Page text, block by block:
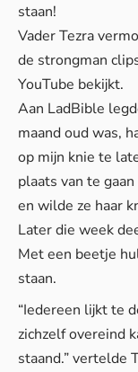
staan!
Vader Tezra
de strongman
YouTube bekijkt.
Aan LadBible
maand oud was,
op mijn knie te
plaats van te
en wilde ze haar
Later die week
Met een beetje
staan.
“Iedereen lijkt te
zichzelf overeind
staand.” vertelde